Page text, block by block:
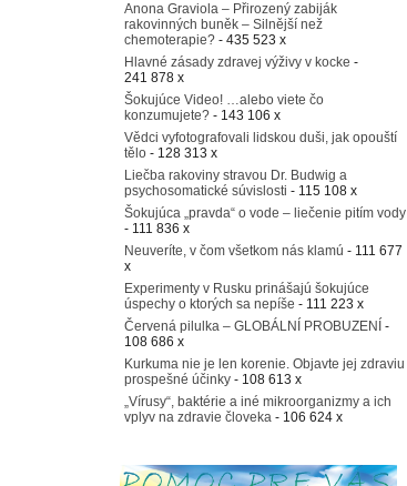
Anona Graviola – Přirozený zabiják
rakovinných buněk – Silnější než
chemoterapie? - 435 523 x
Hlavné zásady zdravej výživy v kocke -
241 878 x
Šokujúce Video! …alebo viete čo
konzumujete? - 143 106 x
Vědci vyfotografovali lidskou duši, jak opouští
tělo - 128 313 x
Liečba rakoviny stravou Dr. Budwig a
psychosomatické súvislosti - 115 108 x
Šokujúca „pravda“ o vode – liečenie pitím vody
- 111 836 x
Neuveríte, v čom všetkom nás klamú - 111 677
x
Experimenty v Rusku prinášajú šokujúce
úspechy o ktorých sa nepíše - 111 223 x
Červená pilulka – GLOBÁLNÍ PROBUZENÍ -
108 686 x
Kurkuma nie je len korenie. Objavte jej zdraviu
prospešné účinky - 108 613 x
„Vírusy“, baktérie a iné mikroorganizmy a ich
vplyv na zdravie človeka - 106 624 x